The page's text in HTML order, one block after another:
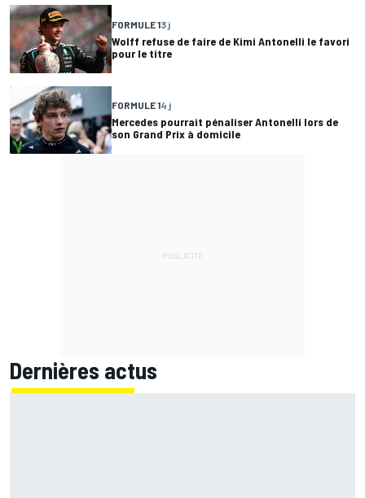
FORMULE 13 j
Wolff refuse de faire de Kimi Antonelli le favori
pour le titre
FORMULE 14 j
Mercedes pourrait pénaliser Antonelli lors de
son Grand Prix à domicile
Dernières actus